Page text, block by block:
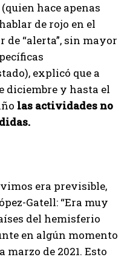
hace apenas
de rojo en el
“alerta”, sin mayor
explicó que a
diciembre y hasta el
las actividades no
era previsible,
Gatell: “Era muy
del hemisferio
en algún momento
de 2021. Esto